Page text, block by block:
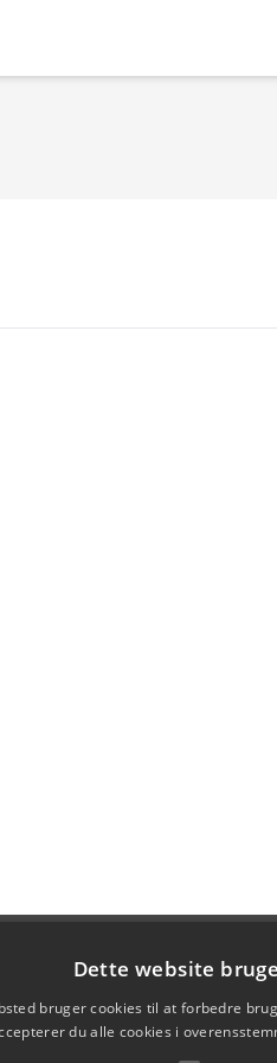
Dette website
bruger cookies til at forbedre
du alle cookies i